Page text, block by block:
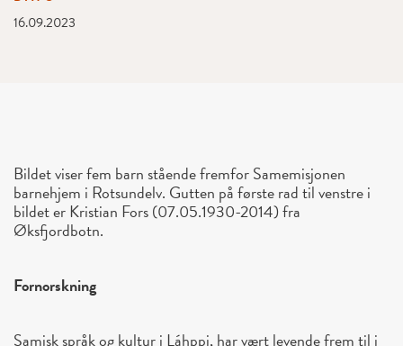
16.09.2023
Bildet viser fem barn stående fremfor Samemisjonen
barnehjem i Rotsundelv. Gutten på første rad til venstre i
bildet er Kristian Fors (07.05.1930-2014) fra
Øksfjordbotn.
Fornorskning
Samisk språk og kultur i Láhppi, har vært levende frem til i